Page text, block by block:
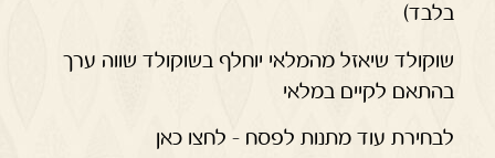
בלבד)
שוקולד שיאזל מהמלאי יוחלף בשוקולד שווה ערך
בהתאם לקיים במלאי
לבחירת עוד מתנות לפסח – לחצו כאן